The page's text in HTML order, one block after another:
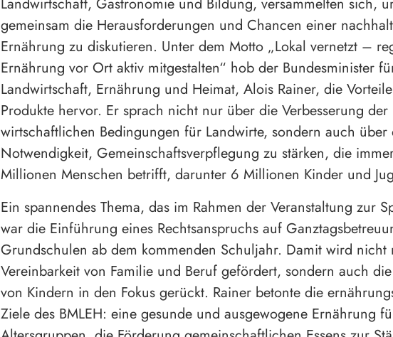
gemeinsam die Herausforderungen und Chancen einer
Ernährung zu diskutieren. Unter dem Motto „Lokal vernetzt –
Ernährung vor Ort aktiv mitgestalten“ hob der Bundesminister
Landwirtschaft, Ernährung und Heimat, Alois Rainer, die
Produkte hervor. Er sprach nicht nur über die Verbesserung der
wirtschaftlichen Bedingungen für Landwirte, sondern auch über
Notwendigkeit, Gemeinschaftsverpflegung zu stärken, die
Millionen Menschen betrifft, darunter 6 Millionen Kinder und
Ein spannendes Thema, das im Rahmen der Veranstaltung zur
war die Einführung eines Rechtsanspruchs auf
Grundschulen ab dem kommenden Schuljahr. Damit wird nicht
Vereinbarkeit von Familie und Beruf gefördert, sondern auch
von Kindern in den Fokus gerückt. Rainer betonte die
Ziele des BMLEH: eine gesunde und ausgewogene Ernährung